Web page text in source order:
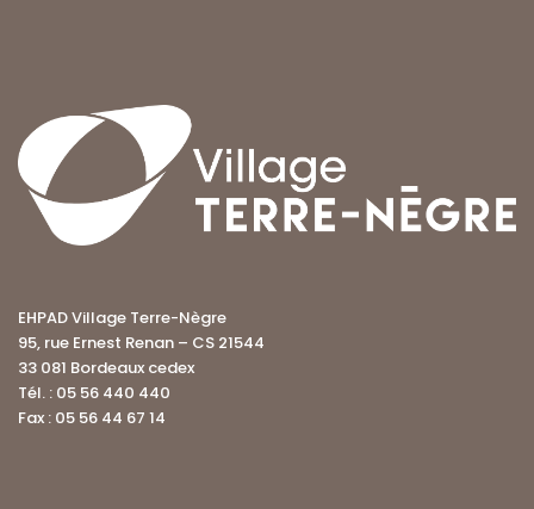
EHPAD Village Terre-Nègre
95, rue Ernest Renan – CS 21544
33 081 Bordeaux cedex
Tél. : 05 56 440 440
Fax : 05 56 44 67 14